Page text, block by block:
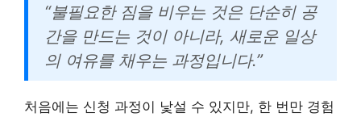
“불필요한 짐을 비우는 것은 단순히 공
간을 만드는 것이 아니라, 새로운 일상
의 여유를 채우는 과정입니다.”
처음에는 신청 과정이 낯설 수 있지만, 한 번만 경험